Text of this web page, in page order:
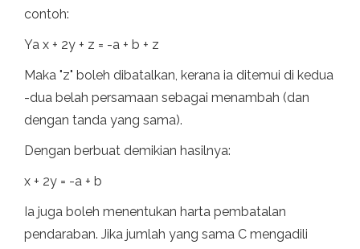
contoh:
Ya x + 2y + z = -a + b + z
Maka "z" boleh dibatalkan, kerana ia ditemui di kedua
-dua belah persamaan sebagai menambah (dan
dengan tanda yang sama).
Dengan berbuat demikian hasilnya:
x + 2y = -a + b
Ia juga boleh menentukan harta pembatalan
pendaraban. Jika jumlah yang sama C mengadili